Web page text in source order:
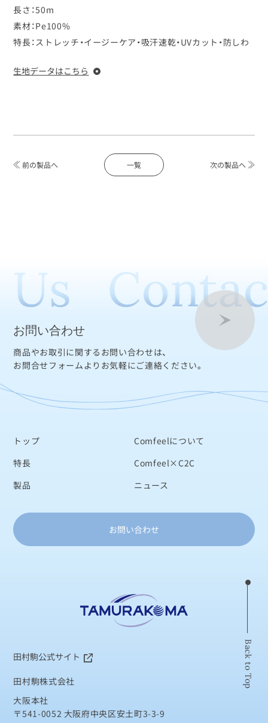
長さ：50m
素材：Pe100%
特長： ストレッチ・イージーケア・吸汗速乾・UVカット・防しわ
生地データはこちら
前の製品へ 一覧 次の製品へ
お問い合わせ
商品やお取引に関するお問い合わせは、
お問合せフォームよりお気軽にご連絡ください。
Back to Top
田村駒公式サイト
田村駒株式会社
大阪本社
〒541-0052 大阪府中央区安土町3-3-9
トップ
Comfeelについて
特長
Comfeel×C2C
製品
ニュース
お問い合わせ